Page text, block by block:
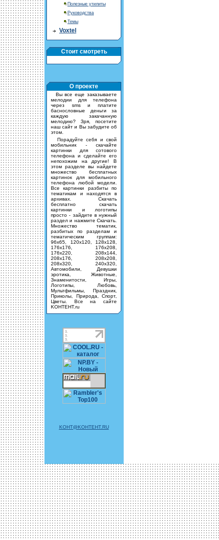
Полезные утилиты
Руководства
Темы
Voxtel
Стоит смотреть
О проекте
Вы все еще заказываете
мелодии для телефона
через sms и платите
баснословные деньги за
каждую закачанную
мелодию? Зря, посетите
наш сайт и Вы забудите об
этом.
Порадуйте себя и свой
мобильник - скачайте
картинки для сотового
телефона и сделайте его
непохожим на другие! В
этом разделе вы найдете
множество бесплатных
картинок для мобильного
телефона любой модели.
Все картинки разбиты по
тематикам и находятся в
архивах. Скачать
бесплатно скачать
картинки и логотипы
просто - зайдите в нужный
раздел и нажмите Скачать.
Множество тематик,
разбитых по разделам и
тематическим группам:
96х65, 120х120, 128х128,
176х176, 176х208,
176х220, 208х144,
208х176, 208х208,
208х320, 240х320,
Автомобили, Девушки
эротика, Животные,
Знаменитости, Игры,
Логотипы, Любовь,
Мультфильмы, Праздник,
Приколы, Природа, Спорт,
Цветы. Все на сайте
KOHTEHT.ru
KOHT@KOHTEHT.RU